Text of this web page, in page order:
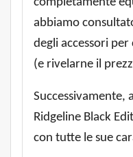
abbiamo
degli accessori
(e rivelarne il
Successivamente,
Ridgeline Black
con tutte le sue